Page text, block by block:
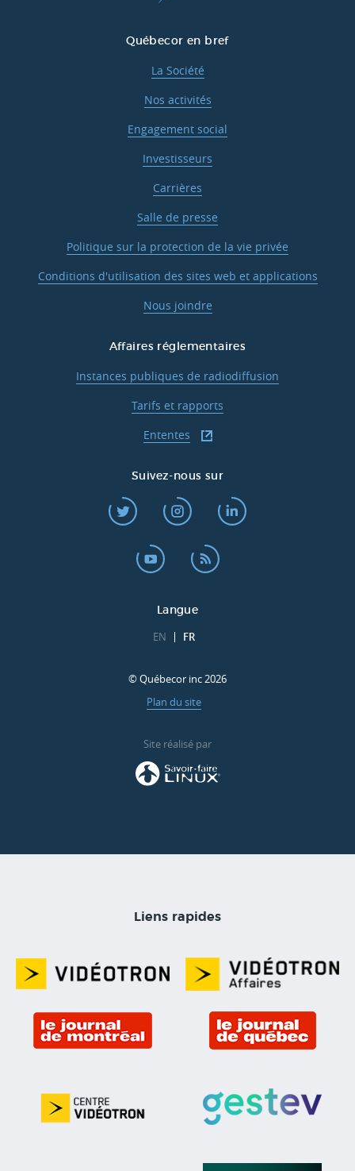
Québecor en bref
La Société
Nos activités
Engagement social
Investisseurs
Carrières
Salle de presse
Politique sur la protection de la vie privée
Conditions d'utilisation des sites web et applications
Nous joindre
Affaires réglementaires
Instances publiques de radiodiffusion
Tarifs et rapports
Ententes
Suivez-nous sur
Langue
EN FR
© Québecor inc 2026
Plan du site
Site réalisé par
Liens rapides